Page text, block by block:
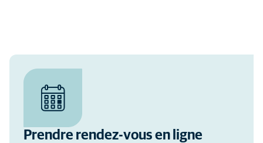
Prendre rendez-vous en ligne